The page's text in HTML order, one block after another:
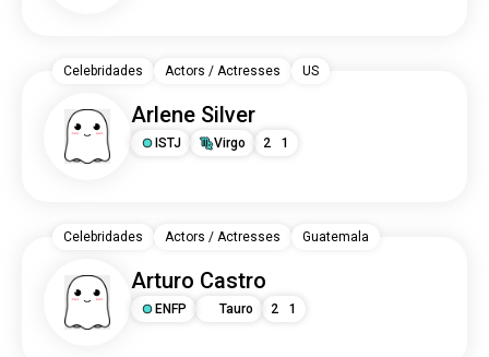
Arlene Silver
ISTJ Virgo 2 1
Celebridades Actors / Actresses US
Arturo Castro
ENFP Tauro 2 1
Celebridades Actors / Actresses Guatemala